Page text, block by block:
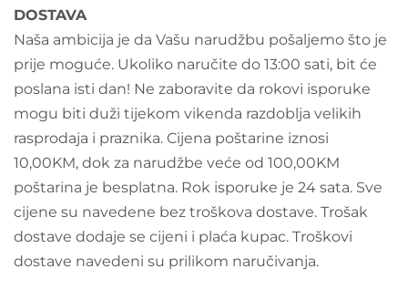
DOSTAVA
Naša ambicija je da Vašu narudžbu pošaljemo što je
prije moguće. Ukoliko naručite do 13:00 sati, bit će
poslana isti dan! Ne zaboravite da rokovi isporuke
mogu biti duži tijekom vikenda razdoblja velikih
rasprodaja i praznika. Cijena poštarine iznosi
10,00KM, dok za narudžbe veće od 100,00KM
poštarina je besplatna. Rok isporuke je 24 sata. Sve
cijene su navedene bez troškova dostave. Trošak
dostave dodaje se cijeni i plaća kupac. Troškovi
dostave navedeni su prilikom naručivanja.